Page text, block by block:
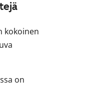
kokoinen
on